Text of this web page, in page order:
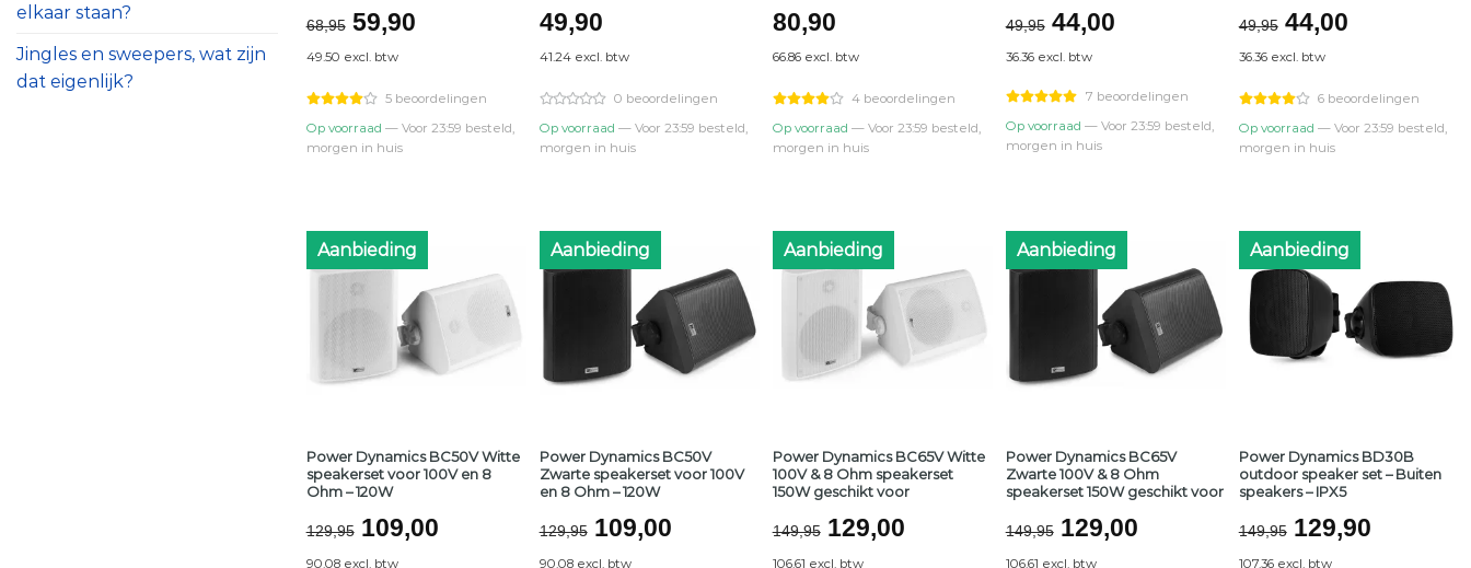
elkaar staan?
Jingles en sweepers, wat zijn
dat eigenlijk?
68,95 Oorspronkelijke
prijs
was:
€68,95.
59,90Huidige
€59,90.
49.50 excl. btw
5 beoordelingen
Op voorraad — Voor 23:59 besteld,
morgen in huis
49,90
41.24 excl. btw
0 beoordelingen
Op voorraad — Voor 23:59 besteld,
morgen in huis
80,90
66.86 excl. btw
4 beoordelingen
Op voorraad — Voor 23:59 besteld,
morgen in huis
49,95 Oorspronkelijke
prijs
was:
€49,95.
44,00Huidige
€44,00.
36.36 excl. btw
7 beoordelingen
Op voorraad — Voor 23:59 besteld,
morgen in huis
49,95
prijs
was:
€49,95.
44,00Huidige
€44,00.
36.36 excl. btw
6 beoordelingen
Op voorraad — Voor 23:59 besteld,
morgen in huis
Aanbieding
Power Dynamics BC50V Witte
speakerset voor 100V en 8
Ohm – 120W
129,95 Oorspronkelijke
prijs
109,00Huidige
90.08 excl. btw
Aanbieding
Power Dynamics BC50V
Zwarte speakerset voor 100V
en 8 Ohm – 120W
129,95 Oorspronkelijke
prijs
109,00Huidige
90.08 excl. btw
Aanbieding
Power Dynamics BC65V Witte
100V & 8 Ohm speakerset
150W geschikt voor
149,95 Oorspronkelijke
prijs
129,00Huidige
106.61 excl. btw
Aanbieding
Power Dynamics BC65V
Zwarte 100V & 8 Ohm
speakerset 150W geschikt voor
149,95 Oorspronkelijke
prijs
129,00Huidige
106.61 excl. btw
Aanbieding
Power Dynamics BD30B
outdoor speaker set – Buiten
speakers – IPX5
149,95
prijs
129,90Huidige
107.36 excl. btw